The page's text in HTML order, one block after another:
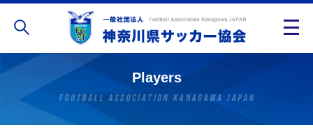
Players